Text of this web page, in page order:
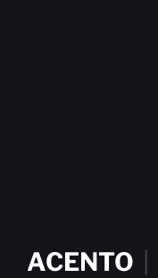
ACENTO